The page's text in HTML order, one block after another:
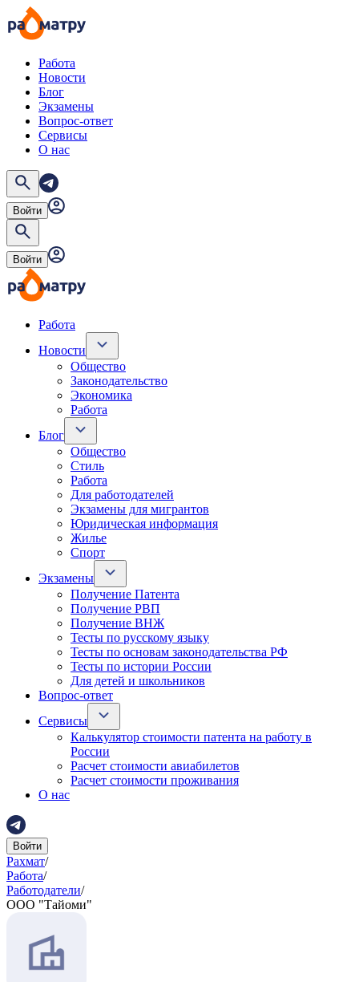
Работа
Новости
Блог
Экзамены
Вопрос-ответ
Сервисы
О нас
Войти
Войти
Работа
Новости
Общество
Законодательство
Экономика
Работа
Блог
Общество
Стиль
Работа
Для работодателей
Экзамены для мигрантов
Юридическая информация
Жилье
Спорт
Экзамены
Получение Патента
Получение РВП
Получение ВНЖ
Тесты по русскому языку
Тесты по основам законодательства РФ
Тесты по истории России
Для детей и школьников
Вопрос-ответ
Сервисы
Калькулятор стоимости патента на работу в
России
Расчет стоимости авиабилетов
Расчет стоимости проживания
О нас
Войти
Рахмат/
Работа/
Работодатели/
ООО "Тайоми"